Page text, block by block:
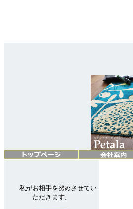
私がお相手を努めさせてい
ただきます。